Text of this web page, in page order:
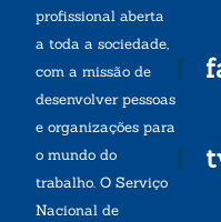
profissional aberta
a toda a sociedade,
com a missão de
desenvolver pessoas
e organizações para
o mundo do
trabalho. O Serviço
Nacional de